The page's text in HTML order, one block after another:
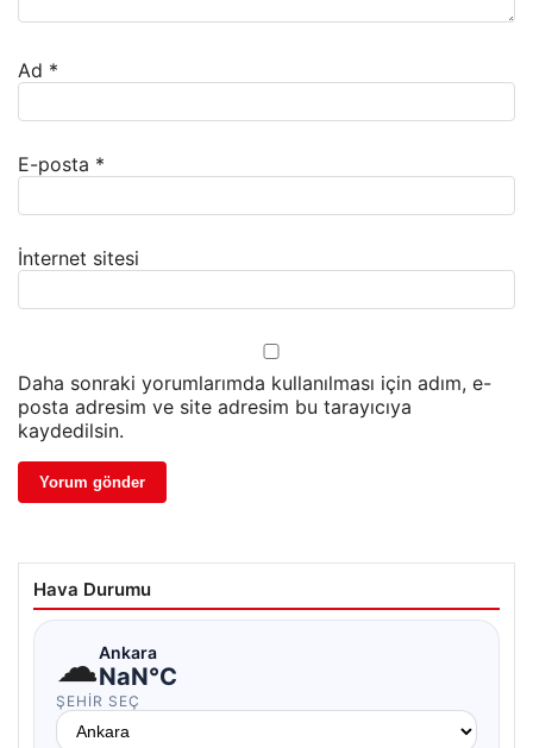
Ad *
E-posta *
İnternet sitesi
Daha sonraki yorumlarımda kullanılması için adım, e-
posta adresim ve site adresim bu tarayıcıya
kaydedilsin.
Hava Durumu
☁Ankara
NaN°C
ŞEHIR SEÇ